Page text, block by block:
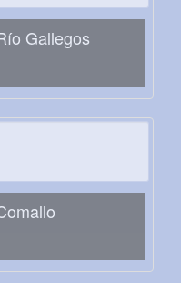
Gallegos